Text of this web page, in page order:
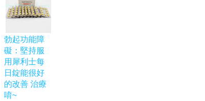
勃起功能障
礙：堅持服
用犀利士每
日錠能很好
的改善 治療
唷~